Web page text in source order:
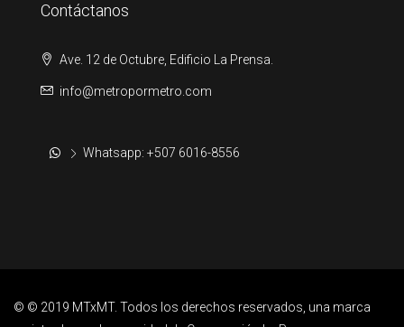
Contáctanos
Ave. 12 de Octubre, Edificio La Prensa.
info@metropormetro.com
Whatsapp: +507 6016-8556
© © 2019 MTxMT. Todos los derechos reservados, una marca